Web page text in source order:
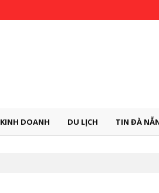
KINH DOANH DU LỊCH TIN ĐÀ